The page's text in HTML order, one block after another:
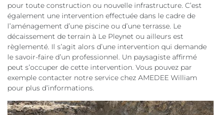
pour toute construction ou nouvelle infrastructure. C’est
également une intervention effectuée dans le cadre de
l’aménagement d’une piscine ou d’une terrasse. Le
décaissement de terrain à Le Pleynet ou ailleurs est
règlementé. Il s’agit alors d’une intervention qui demande
le savoir-faire d’un professionnel. Un paysagiste affirmé
peut s’occuper de cette intervention. Vous pouvez par
exemple contacter notre service chez AMEDEE William
pour plus d’informations.